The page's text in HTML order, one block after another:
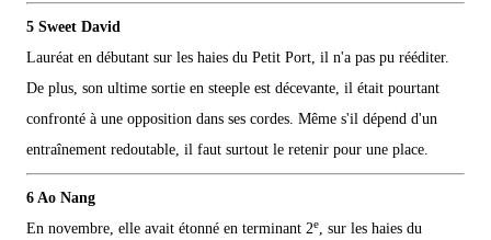
5 Sweet David
Lauréat en débutant sur les haies du Petit Port, il n'a pas pu rééditer.
De plus, son ultime sortie en steeple est décevante, il était pourtant
confronté à une opposition dans ses cordes. Même s'il dépend d'un
entraînement redoutable, il faut surtout le retenir pour une place.
6 Ao Nang
En novembre, elle avait étonné en terminant 2e, sur les haies du